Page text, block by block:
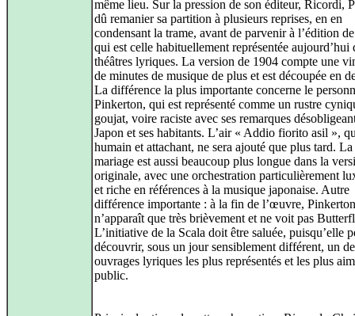
même lieu. Sur la pression de son éditeur, Ricordi,
dû remanier sa partition à plusieurs reprises, en en
condensant la trame, avant de parvenir à l’édition
qui est celle habituellement représentée aujourd’hui
théâtres lyriques. La version de 1904 compte une
de minutes de musique de plus et est découpée en
La différence la plus importante concerne le
Pinkerton, qui est représenté comme un rustre
goujat, voire raciste avec ses remarques
Japon et ses habitants. L’air « Addio fiorito asil »,
humain et attachant, ne sera ajouté que plus tard.
mariage est aussi beaucoup plus longue dans la
originale, avec une orchestration particulièrement
et riche en références à la musique japonaise. Autre
différence importante : à la fin de l’œuvre, Pinkerton
n’apparaît que très brièvement et ne voit pas
L’initiative de la Scala doit être saluée, puisqu’elle
découvrir, sous un jour sensiblement différent, un
ouvrages lyriques les plus représentés et les plus
public.